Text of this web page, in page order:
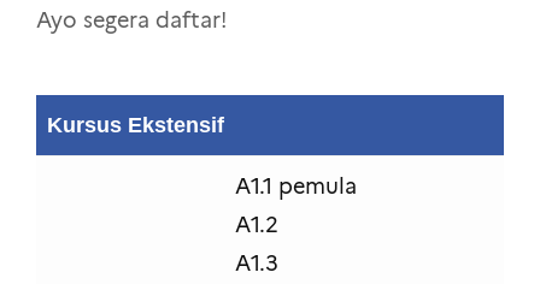
Ayo segera daftar!
Kursus Ekstensif
A1.1 pemula
A1.2
A1.3